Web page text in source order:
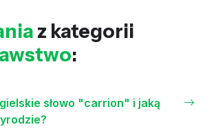
z kategorii
:
słowo "carrion" i jaką